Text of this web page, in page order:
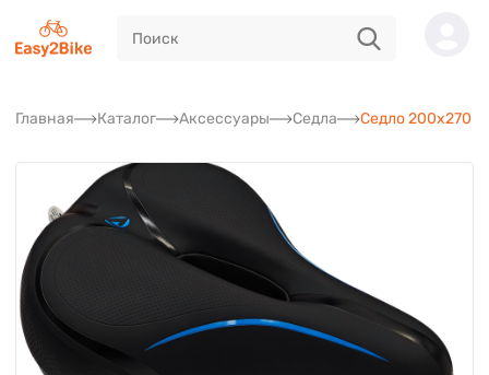
Главная Каталог Аксессуары Седла Седло 200х270